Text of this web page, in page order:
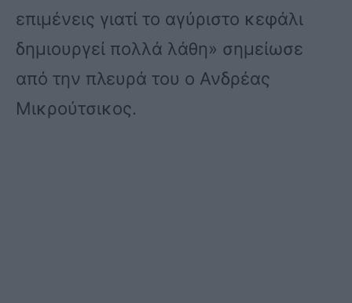
επιμένεις γιατί το αγύριστο κεφάλι
δημιουργεί πολλά λάθη» σημείωσε
από την πλευρά του ο Ανδρέας
Μικρούτσικος.